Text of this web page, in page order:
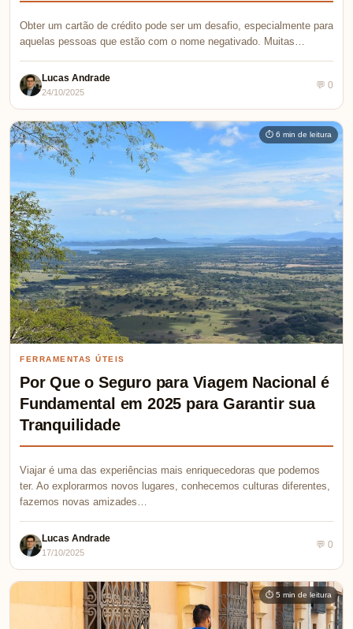
Obter um cartão de crédito pode ser um desafio, especialmente para
aquelas pessoas que estão com o nome negativado. Muitas…
Lucas Andrade
24/10/2025
💬 0
⏱ 6 min de leitura
FERRAMENTAS ÚTEIS
Por Que o Seguro para Viagem Nacional é
Fundamental em 2025 para Garantir sua
Tranquilidade
Viajar é uma das experiências mais enriquecedoras que podemos
ter. Ao explorarmos novos lugares, conhecemos culturas diferentes,
fazemos novas amizades…
Lucas Andrade
17/10/2025
💬 0
⏱ 5 min de leitura